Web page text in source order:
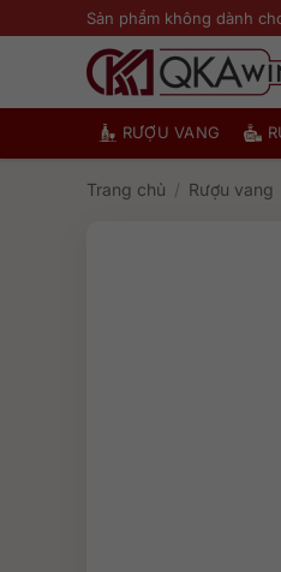
qua
Sản phẩm không dành
RƯỢU VANG
Trang chủ / Rượu vang